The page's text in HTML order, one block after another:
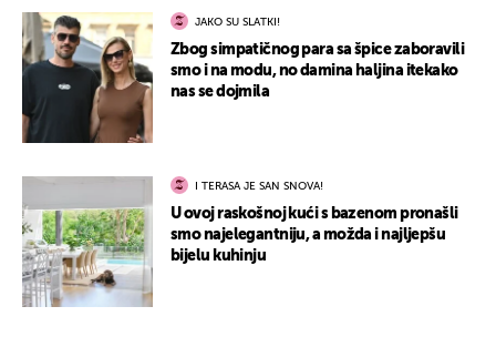
JAKO SU SLATKI!
Zbog simpatičnog para sa špice zaboravili
smo i na modu, no damina haljina itekako
nas se dojmila
I TERASA JE SAN SNOVA!
U ovoj raskošnoj kući s bazenom pronašli
smo najelegantniju, a možda i najljepšu
bijelu kuhinju